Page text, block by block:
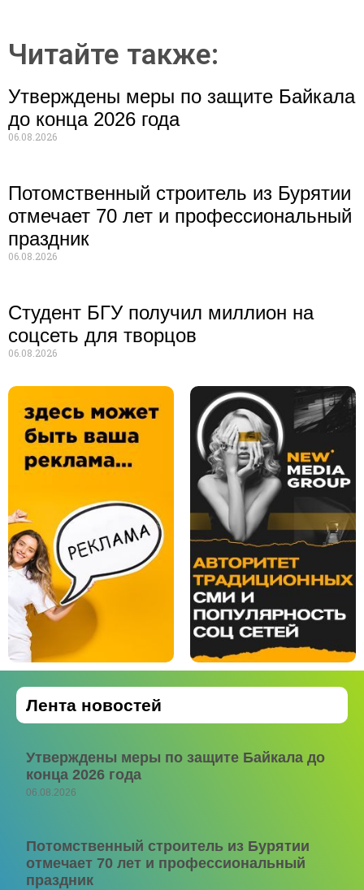
Читайте также:
Утверждены меры по защите Байкала
до конца 2026 года
06.08.2026
Потомственный строитель из Бурятии
отмечает 70 лет и профессиональный
праздник
06.08.2026
Студент БГУ получил миллион на
соцсеть для творцов
06.08.2026
Лента новостей
Утверждены меры по защите Байкала до
конца 2026 года
06.08.2026
Потомственный строитель из Бурятии
отмечает 70 лет и профессиональный
праздник